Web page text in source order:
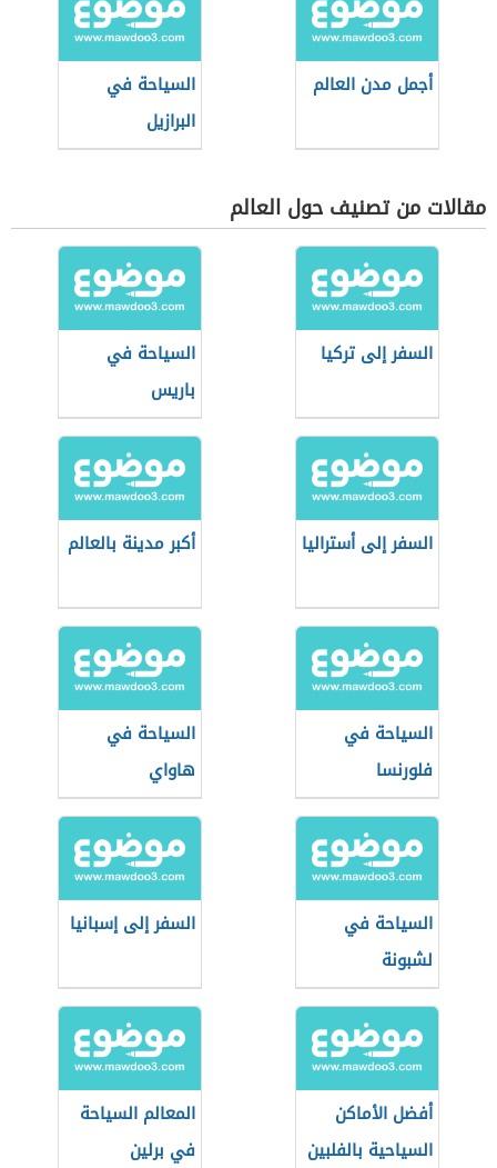
أجمل مدن العالم
السياحة في
البرازيل
مقالات من تصنيف حول العالم
السفر إلى تركيا
السياحة في
باريس
السفر إلى أستراليا أكبر مدينة بالعالم
السياحة في
فلورنسا
السياحة في
هاواي
السياحة في
لشبونة
السفر إلى إسبانيا
أفضل الأماكن
السياحية بالفلبين
المعالم السياحة
في برلين